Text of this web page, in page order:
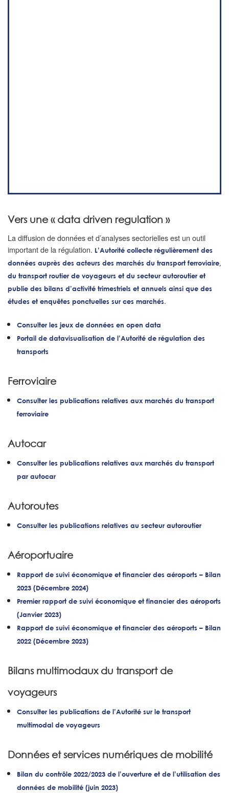
Vers une « data driven regulation »
La diffusion de données et d’analyses sectorielles est un outil
important de la régulation. L’Autorité collecte régulièrement des
données auprès des acteurs des marchés du transport ferroviaire,
du transport routier de voyageurs et du secteur autoroutier et
publie des bilans d’activité trimestriels et annuels ainsi que des
études et enquêtes ponctuelles sur ces marchés.
Consulter les jeux de données en open data
Portail de datavisualisation de l’Autorité de régulation des
transports
Ferroviaire
Consulter les publications relatives aux marchés du transport
ferroviaire
Autocar
Consulter les publications relatives aux marchés du transport
par autocar
Autoroutes
Consulter les publications relatives au secteur autoroutier
Aéroportuaire
Rapport de suivi économique et financier des aéroports – Bilan
2023 (Décembre 2024)
Premier rapport de suivi économique et financier des aéroports
(Janvier 2023)
Rapport de suivi économique et financier des aéroports – Bilan
2022 (Décembre 2023)
Bilans multimodaux du transport de
voyageurs
Consulter les publications de l’Autorité sur le transport
multimodal de voyageurs
Données et services numériques de mobilité
Bilan du contrôle 2022/2023 de l’ouverture et de l’utilisation des
données de mobilité (juin 2023)